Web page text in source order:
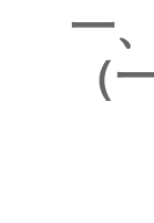
一
（